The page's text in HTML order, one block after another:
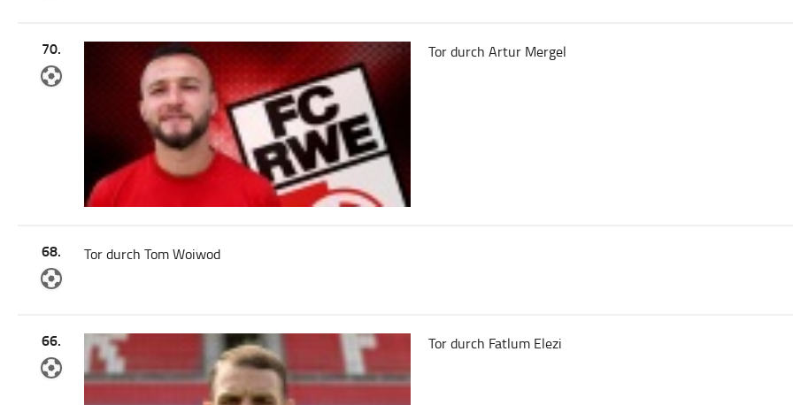
70. Tor durch Artur Mergel
68. Tor durch Tom Woiwod
66. Tor durch Fatlum Elezi